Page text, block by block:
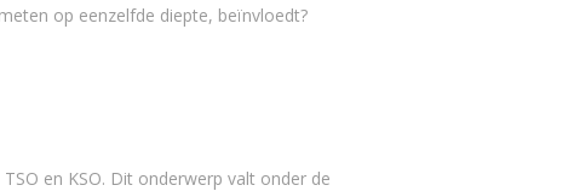
op eenzelfde diepte, beïnvloedt?
en KSO. Dit onderwerp valt onder de